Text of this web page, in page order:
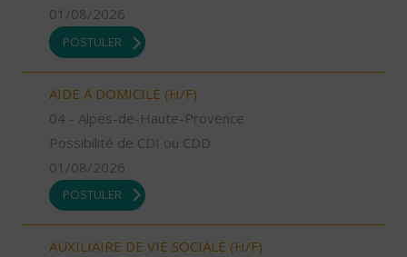
01/08/2026
POSTULER
AIDE A DOMICILE (H/F)
04 - Alpes-de-Haute-Provence
Possibilité de CDI ou CDD
01/08/2026
POSTULER
AUXILIAIRE DE VIE SOCIALE (H/F)